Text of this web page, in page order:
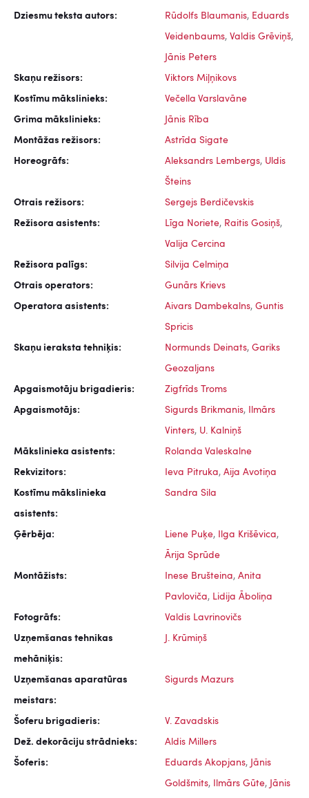
Dziesmu teksta autors: Rūdolfs Blaumanis, Eduards
Veidenbaums, Valdis Grēviņš,
Jānis Peters
Skaņu režisors: Viktors Miļņikovs
Kostīmu mākslinieks: Večella Varslavāne
Grima mākslinieks: Jānis Rība
Montāžas režisors: Astrīda Sigate
Horeogrāfs: Aleksandrs Lembergs, Uldis
Šteins
Otrais režisors: Sergejs Berdičevskis
Režisora asistents: Līga Noriete, Raitis Gosiņš,
Valija Cercina
Režisora palīgs: Silvija Celmiņa
Otrais operators: Gunārs Krievs
Operatora asistents: Aivars Dambekalns, Guntis
Spricis
Skaņu ieraksta tehniķis: Normunds Deinats, Gariks
Geozaljans
Apgaismotāju brigadieris: Zigfrīds Troms
Apgaismotājs: Sigurds Brikmanis, Ilmārs
Vinters, U. Kalniņš
Mākslinieka asistents: Rolanda Valeskalne
Rekvizitors: Ieva Pitruka, Aija Avotiņa
Kostīmu mākslinieka
asistents:
Sandra Sila
Ģērbēja: Liene Puķe, Ilga Krišēvica,
Ārija Sprūde
Montāžists: Inese Brušteina, Anita
Pavloviča, Lidija Āboliņa
Fotogrāfs: Valdis Lavrinovičs
Uzņemšanas tehnikas
mehāniķis:
J. Krūmiņš
Uzņemšanas aparatūras
meistars:
Sigurds Mazurs
Šoferu brigadieris: V. Zavadskis
Dež. dekorāciju strādnieks: Aldis Millers
Šoferis: Eduards Akopjans, Jānis
Goldšmits, Ilmārs Gūte, Jānis